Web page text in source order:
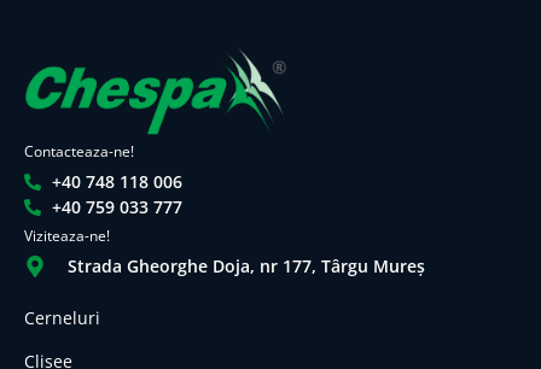
Contacteaza-ne!
+40 748 118 006
+40 759 033 777
Viziteaza-ne!
Strada Gheorghe Doja, nr 177, Târgu Mureș
Cerneluri
Clișee